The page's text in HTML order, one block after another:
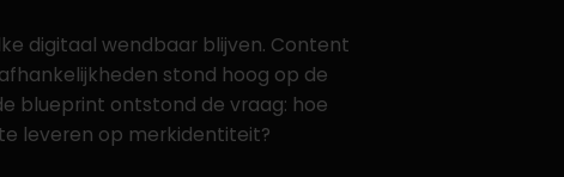
digitaal wendbaar blijven. Content
stond hoog op de
blueprint ontstond de vraag: hoe
leveren op merkidentiteit?